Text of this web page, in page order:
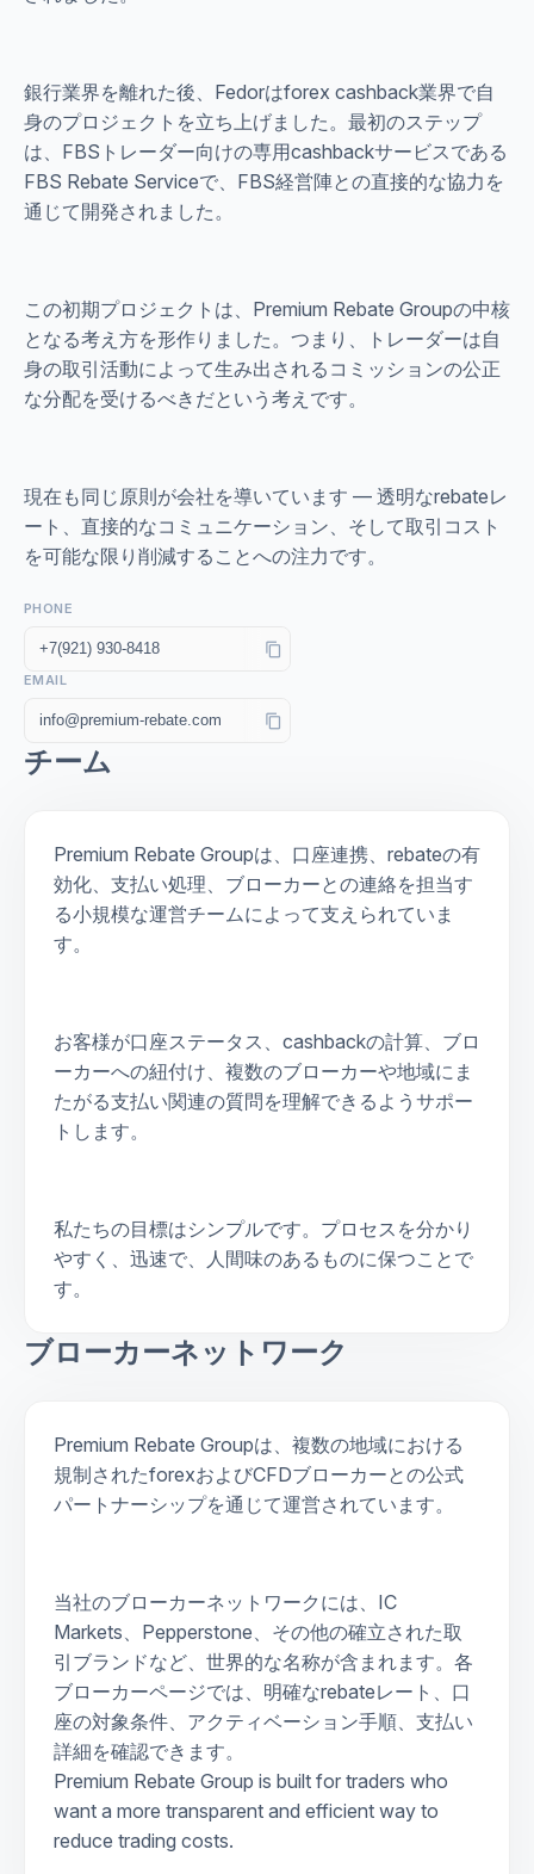
銀行業界を離れた後、Fedorはforex cashback業界で自
身のプロジェクトを立ち上げました。最初のステップ
は、FBSトレーダー向けの専用cashbackサービスである
FBS Rebate Serviceで、FBS経営陣との直接的な協力を
通じて開発されました。
この初期プロジェクトは、Premium Rebate Groupの中核
となる考え方を形作りました。つまり、トレーダーは自
身の取引活動によって生み出されるコミッションの公正
な分配を受けるべきだという考えです。
現在も同じ原則が会社を導いています — 透明なrebateレ
ート、直接的なコミュニケーション、そして取引コスト
を可能な限り削減することへの注力です。
PHONE
content_copy
EMAIL
content_copy
チーム
Premium Rebate Groupは、口座連携、rebateの有
効化、支払い処理、ブローカーとの連絡を担当す
る小規模な運営チームによって支えられていま
す。
お客様が口座ステータス、cashbackの計算、ブロ
ーカーへの紐付け、複数のブローカーや地域にま
たがる支払い関連の質問を理解できるようサポー
トします。
私たちの目標はシンプルです。プロセスを分かり
やすく、迅速で、人間味のあるものに保つことで
す。
ブローカーネットワーク
Premium Rebate Groupは、複数の地域における
規制されたforexおよびCFDブローカーとの公式
パートナーシップを通じて運営されています。
当社のブローカーネットワークには、IC
Markets、Pepperstone、その他の確立された取
引ブランドなど、世界的な名称が含まれます。各
ブローカーページでは、明確なrebateレート、口
座の対象条件、アクティベーション手順、支払い
詳細を確認できます。
Premium Rebate Group is built for traders who
want a more transparent and efficient way to
reduce trading costs.